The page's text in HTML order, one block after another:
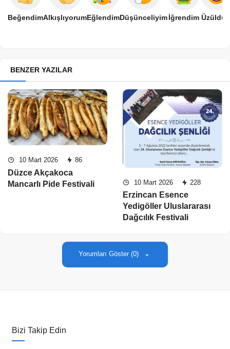
BeğendimAlkışlıyorumEğlendimDüşünceliyimİğrendim
BENZER YAZILAR
10 Mart 2026 86
Düzce Akçakoca
Mancarlı Pide Festivali
10 Mart 2026 228
Erzincan Esence
Yedigöller Uluslararası
Dağcılık Festivali
Yorumları Göster (0)
Bizi Takip Edin